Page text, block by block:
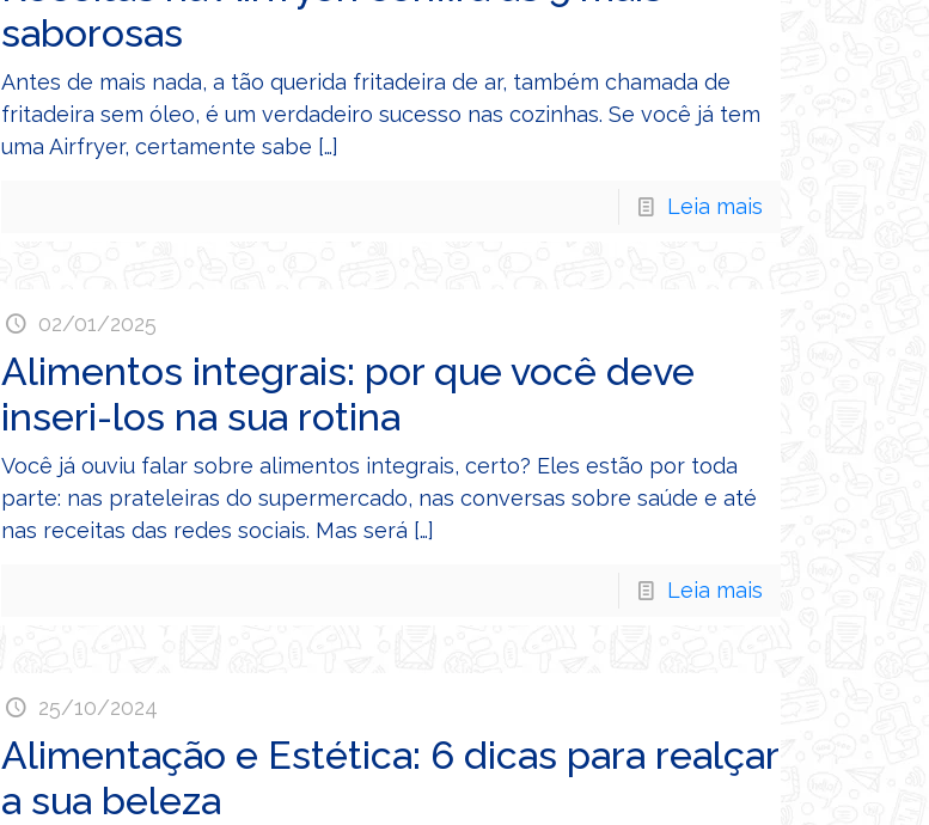
saborosas
Antes de mais nada, a tão querida fritadeira de ar, também chamada de
fritadeira sem óleo, é um verdadeiro sucesso nas cozinhas. Se você já tem
uma Airfryer, certamente sabe […]
Leia mais
02/01/2025
Alimentos integrais: por que você deve
inseri-los na sua rotina
Você já ouviu falar sobre alimentos integrais, certo? Eles estão por toda
parte: nas prateleiras do supermercado, nas conversas sobre saúde e até
nas receitas das redes sociais. Mas será […]
Leia mais
25/10/2024
Alimentação e Estética: 6 dicas para realçar
a sua beleza